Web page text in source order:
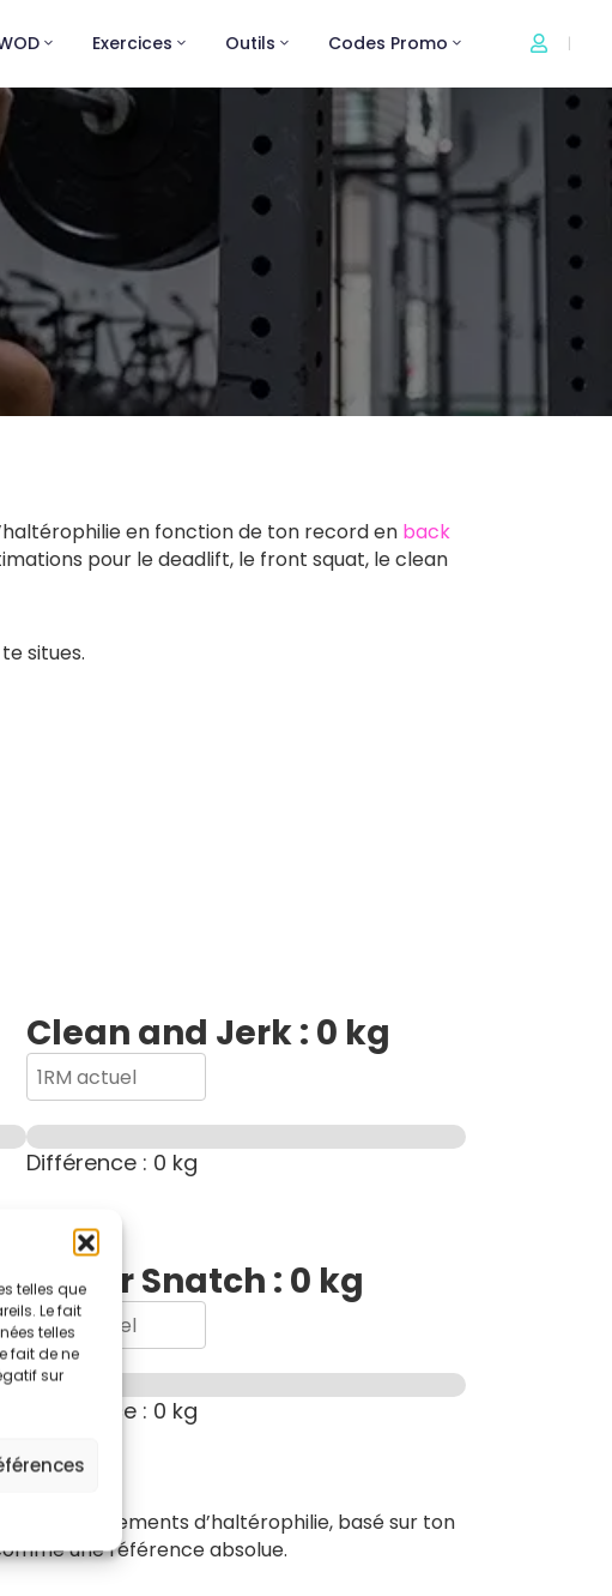
telles que
Le fait
telles
fait de ne
sur
Exercices Outils Codes Promo
en fonction de ton record en back
pour le deadlift, le front squat, le clean
situes.
Clean and Jerk : 0 kg
Différence : 0 kg
Power Snatch : 0 kg
Différence : 0 kg
mouvements d’haltérophilie, basé sur ton
une référence absolue.